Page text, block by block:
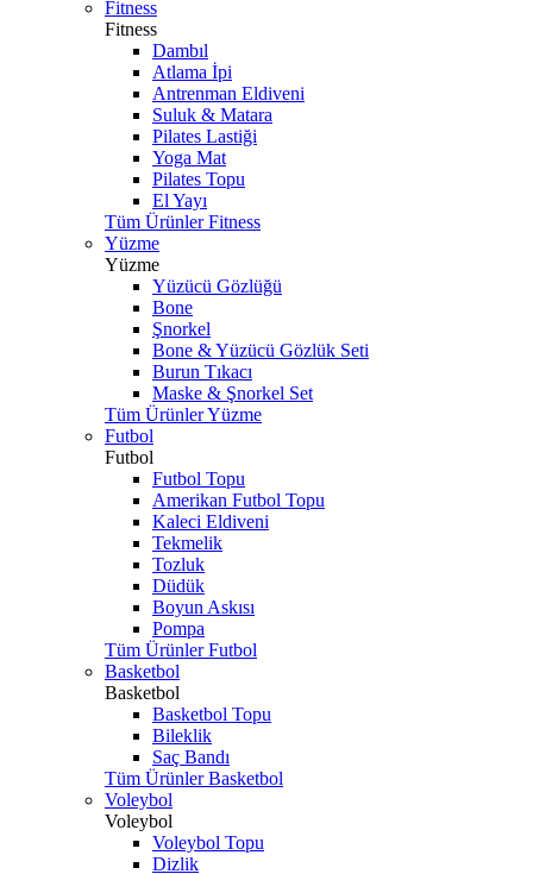
Fitness
Fitness
Dambıl
Atlama İpi
Antrenman Eldiveni
Suluk & Matara
Pilates Lastiği
Yoga Mat
Pilates Topu
El Yayı
Tüm Ürünler Fitness
Yüzme
Yüzme
Yüzücü Gözlüğü
Bone
Şnorkel
Bone & Yüzücü Gözlük Seti
Burun Tıkacı
Maske & Şnorkel Set
Tüm Ürünler Yüzme
Futbol
Futbol
Futbol Topu
Amerikan Futbol Topu
Kaleci Eldiveni
Tekmelik
Tozluk
Düdük
Boyun Askısı
Pompa
Tüm Ürünler Futbol
Basketbol
Basketbol
Basketbol Topu
Bileklik
Saç Bandı
Tüm Ürünler Basketbol
Voleybol
Voleybol
Voleybol Topu
Dizlik